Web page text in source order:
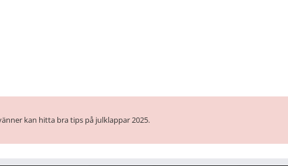
kan hitta bra tips på julklappar 2025.